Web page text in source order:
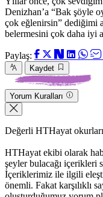
Denizhan’a “Bak şöyle
çok eğlenirsin” dediğimi
belermesini çok daha iyi
Paylaş:
Kaydet
Yorum Kuralları
Değerli HTHayat
HTHayat ekibi olarak
şeyler bulacağı içerikleri
İçeriklerimiz ile ilgili
önemli. Fakat karşılıklı